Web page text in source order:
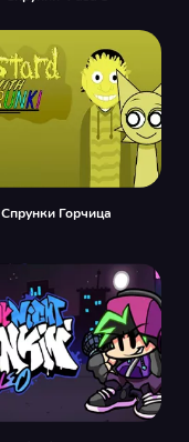
Спрунки Горчица